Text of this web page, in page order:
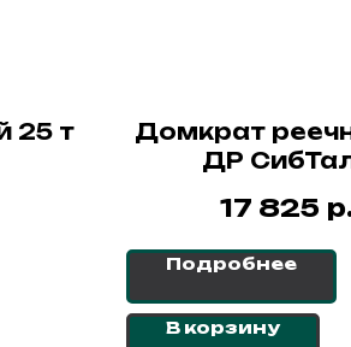
25 т
Домкрат
ДР
17 825
Подробнее
В корзину